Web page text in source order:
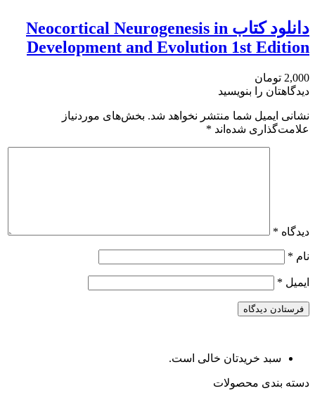
دانلود کتاب Neocortical Neurogenesis in
Development and Evolution 1st Edition
2,000 تومان
دیدگاهتان را بنویسید
نشانی ایمیل شما منتشر نخواهد شد. بخش‌های موردنیاز
علامت‌گذاری شده‌اند *
دیدگاه *
نام *
ایمیل *
سبد خریدتان خالی است.
دسته بندی محصولات